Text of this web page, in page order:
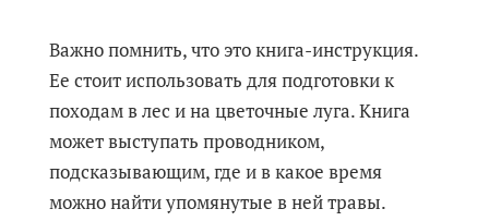
Важно помнить, что это книга-инструкция.
Ее стоит использовать для подготовки к
походам в лес и на цветочные луга. Книга
может выступать проводником,
подсказывающим, где и в какое время
можно найти упомянутые в ней травы.